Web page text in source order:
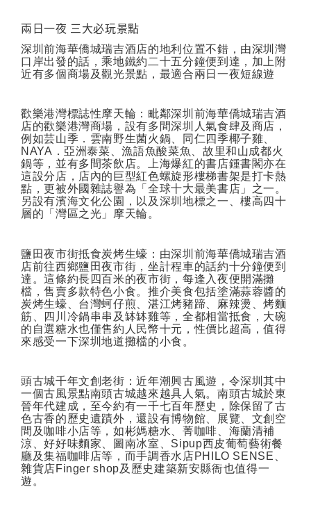
兩日一夜 三大必玩景點
深圳前海華僑城瑞吉酒店的地利位置不錯，由深圳灣
口岸出發的話，乘地鐵約二十五分鐘便到達，加上附
近有多個商場及觀光景點，最適合兩日一夜短線遊
歡樂港灣標誌性摩天輪：毗鄰深圳前海華僑城瑞吉酒
店的歡樂港灣商場，設有多間深圳人氣食肆及商店，
例如芸山季．雲南野生菌火鍋、同仁四季椰子雞、
NAYA ．亞洲泰菜、漁語魚酸菜魚、故里和山成都火
鍋等，並有多間茶飲店。上海爆紅的書店鍾書閣亦在
這設分店，店內的巨型紅色螺旋形樓梯書架是打卡熱
點，更被外國雜誌譽為「全球十大最美書店」之一。
另設有濱海文化公園，以及深圳地標之一、樓高四十
層的「灣區之光」摩天輪。
鹽田夜市街抵食炭烤生蠔：由深圳前海華僑城瑞吉酒
店前往西鄉鹽田夜市街，坐計程車的話約十分鐘便到
達。這條約長四百米的夜市街，每逢入夜便開滿攤
檔，售賣多款特色小食。推介美食包括塗滿蒜蓉醬的
炭烤生蠔、台灣蚵仔煎、湛江烤豬蹄、麻辣燙、烤麵
筋、四川冷鍋串串及缽缽雞等，全都相當抵食，大碗
的自選糖水也僅售約人民幣十元，性價比超高，值得
來感受一下深圳地道攤檔的小食。
頭古城千年文創老街：近年潮興古風遊，令深圳其中
一個古風景點南頭古城越來越具人氣。南頭古城於東
晉年代建成，至今約有一千七百年歷史，除保留了古
色古香的歷史遺蹟外，還設有博物館、展覽、文創空
間及咖啡小店等，如彬媽糖水、菁咖啡、海蘭清補
涼、好好味麵家、圖南冰室、 Sipup西皮葡萄藝術餐
廳及集福咖啡店等，而手調香水店PHILO SENSE
雜貨店Finger shop及歷史建築新安縣衙也值得一
遊。